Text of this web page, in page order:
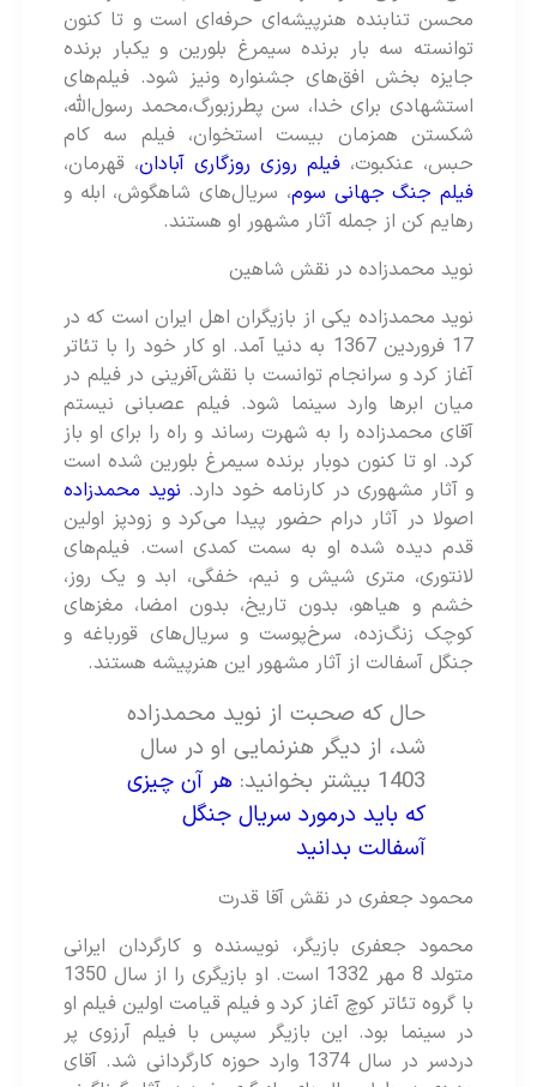
محسن تنابنده هنرپیشه‌ای حرفه‌ای است و تا کنون
توانسته سه بار برنده سیمرغ بلورین و یکبار برنده
جایزه بخش افق‌های جشنواره ونیز شود. فیلم‌های
استشهادی برای خدا، سن پطرزبورگ،‌محمد رسول‌الله،
شکستن همزمان بیست استخوان، فیلم سه کام
حبس، عنکبوت،فیلم روزی روزگاری آبادان ، قهرمان،
فیلم جنگ جهانی سوم، سریال‌های شاهگوش، ابله و
رهایم کن از جمله آثار مشهور او هستند.
نوید محمدزاده در نقش شاهین
نوید محمدزاده یکی از بازیگران اهل ایران است که در
17 فروردین 1367 به دنیا آمد. او کار خود را با تئاتر
آغاز کرد و سرانجام توانست با نقش‌آفرینی در فیلم در
میان ابرها وارد سینما شود. فیلم عصبانی نیستم
آقای محمدزاده را به شهرت رساند و راه را برای او باز
کرد. او تا کنون دوبار برنده سیمرغ بلورین شده است
و آثار مشهوری در کارنامه خود دارد. نوید محمدزاده
اصولا در آثار درام حضور پیدا می‌کرد و زودپز اولین
قدم دیده شده او به سمت کمدی است. فیلم‌های
لانتوری، متری شیش و نیم، خفگی، ابد و یک روز،
خشم و هیاهو، بدون تاریخ، بدون امضا، مغزهای
کوچک زنگ‌زده، سرخ‌پوست و سریال‌های قورباغه و
جنگل آسفالت از آثار مشهور این هنرپیشه هستند.
حال که صحبت از نوید محمدزاده
شد، از دیگر هنرنمایی او در سال
هر آن چیزی
که باید درمورد سریال جنگل
آسفالت بدانید
محمود جعفری در نقش آقا قدرت
محمود جعفری بازیگر، نویسنده و کارگردان ایرانی
متولد 8 مهر 1332 است. او بازیگری را از سال 1350
با گروه تئاتر کوچ آغاز کرد و فیلم قیامت اولین فیلم او
در سینما بود. این بازیگر سپس با فیلم آرزوی پر
دردسر در سال 1374 وارد حوزه کارگردانی شد. آقای